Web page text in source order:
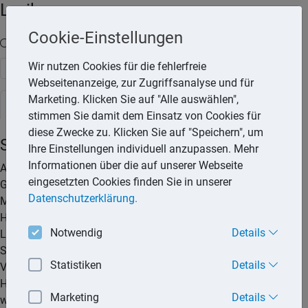
Lexika
Volltext-Suche in den Lexika
Suchen
Rechtslexikon
Sterbegeldversicherung
Auch der »letzte Gang« kostet Geld und das nicht zu knapp.
Gut 5.000 Euro kostet im Schnitt ein Urnenbegräbnis. Viele
Menschen wollen sicher sein, dass nach ihrem Tod die
Hinterbliebenen nicht mit diesen Kosten belastet werden. Die
Lösung aus der Sicht der Versicherer: eine
Sterbegeldversicherung. Stirbt der Versicherte, zahlt die
Versicherung die vereinbarte Versicherungssumme an die
Hinterbliebenen aus, mit der die Beerdigungskosten finanziert
werden können.
Cookie-Einstellungen
Wir nutzen Cookies für die fehlerfreie
Webseitenanzeige, zur Zugriffsanalyse und für
Marketing. Klicken Sie auf "Alle auswählen",
stimmen Sie damit dem Einsatz von Cookies für
diese Zwecke zu. Klicken Sie auf "Speichern", um
Ihre Einstellungen individuell anzupassen. Mehr
Informationen über die auf unserer Webseite
eingesetzten Cookies finden Sie in unserer
Datenschutzerklärung.
Notwendig Details
Statistiken Details
Marketing Details